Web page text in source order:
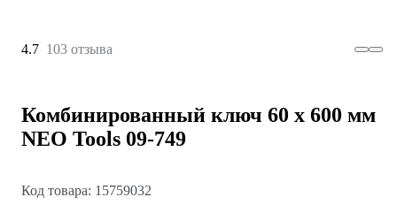
4.7 103 отзыва
Комбинированный ключ 60 x 600 мм
NEO Tools 09-749
Код товара: 15759032